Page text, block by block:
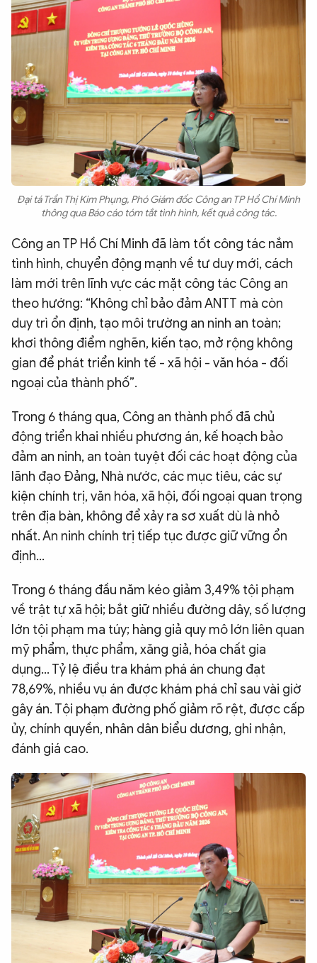
Đại tá Trần Thị Kim Phụng, Phó Giám đốc Công an TP Hồ Chí Minh
thông qua Báo cáo tóm tắt tình hình, kết quả công tác.
Công an TP Hồ Chí Minh đã làm tốt công tác nắm
tình hình, chuyển động mạnh về tư duy mới, cách
làm mới trên lĩnh vực các mặt công tác Công an
theo hướng: “Không chỉ bảo đảm ANTT mà còn
duy trì ổn định, tạo môi trường an ninh an toàn;
khơi thông điểm nghẽn, kiến tạo, mở rộng không
gian để phát triển kinh tế - xã hội - văn hóa - đối
ngoại của thành phố”.
Trong 6 tháng qua, Công an thành phố đã chủ
động triển khai nhiều phương án, kế hoạch bảo
đảm an ninh, an toàn tuyệt đối các hoạt động của
lãnh đạo Đảng, Nhà nước, các mục tiêu, các sự
kiện chính trị, văn hóa, xã hội, đối ngoại quan trọng
trên địa bàn, không để xảy ra sơ xuất dù là nhỏ
nhất. An ninh chính trị tiếp tục được giữ vững ổn
định...
Trong 6 tháng đầu năm kéo giảm 3,49% tội phạm
về trật tự xã hội; bắt giữ nhiều đường dây, số lượng
lớn tội phạm ma túy; hàng giả quy mô lớn liên quan
mỹ phẩm, thực phẩm, xăng giả, hóa chất gia
dụng... Tỷ lệ điều tra khám phá án chung đạt
78,69%, nhiều vụ án được khám phá chỉ sau vài giờ
gây án. Tội phạm đường phố giảm rõ rệt, được cấp
ủy, chính quyền, nhân dân biểu dương, ghi nhận,
đánh giá cao.